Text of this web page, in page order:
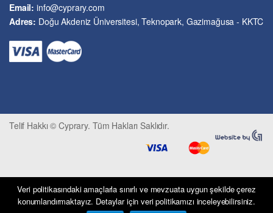
Kriminoloji ve Güvenlik
Kütüphane-Arşiv-Müze
Matematik ve İstatistik
Psikoloji-Psikiyatri
Sivil Savunma ve Afet Yönetimi
Sosyal Bilimler
Spor, Seyahat ve Turizm
Email:info@cyprary.com
Adres: Doğu Akdeniz Üniversitesi, Teknopark, Gazimağusa - KKTC
Telif Hakkı © Cyprary. Tüm Hakları Saklıdır.
Veri politikasındaki amaçlarla sınırlı ve mevzuata uygun şekilde çerez
konumlandırmaktayız. Detaylar için veri politikamızı inceleyebilirsiniz.